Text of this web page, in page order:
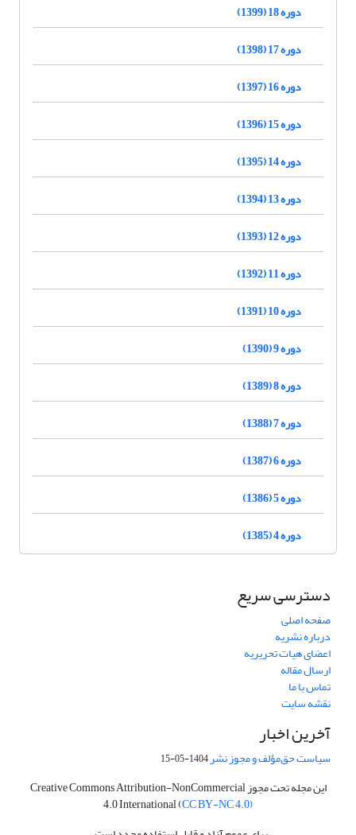
دوره 18 (1399)
دوره 17 (1398)
دوره 16 (1397)
دوره 15 (1396)
دوره 14 (1395)
دوره 13 (1394)
دوره 12 (1393)
دوره 11 (1392)
دوره 10 (1391)
دوره 9 (1390)
دوره 8 (1389)
دوره 7 (1388)
دوره 6 (1387)
دوره 5 (1386)
دوره 4 (1385)
دسترسی سریع
صفحه اصلی
درباره نشریه
اعضای هیات تحریریه
ارسال مقاله
تماس با ما
نقشه سایت
آخرین اخبار
سیاست حق‌مؤلف و مجوز نشر1404-05-15
این مجله تحت مجوز Creative Commons Attribution-NonCommercial
4.0 International (CC BY-NC 4.0)